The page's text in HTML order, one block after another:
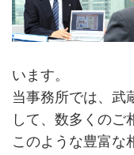
います。
当事務所では、武
して、数多くのご
このような豊富な